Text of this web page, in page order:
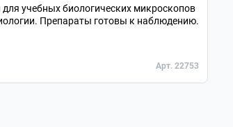
учебных биологических микроскопов
Препараты готовы к наблюдению.
Арт. 22753